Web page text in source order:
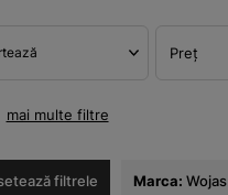
Preț
mai multe filtre
filtrele Marca: Wojas